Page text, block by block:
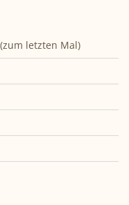
letzten Mal)